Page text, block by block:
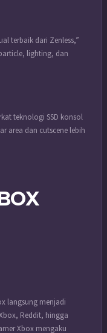
terbaik dari Zenless,”
lighting, dan
teknologi SSD konsol
area dan cutscene lebih
langsung menjadi
Reddit, hingga
Xbox mengaku